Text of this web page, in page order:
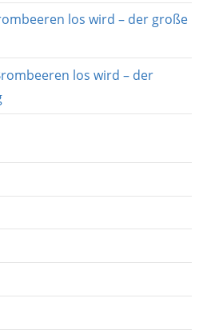
los wird – der große
los wird – der